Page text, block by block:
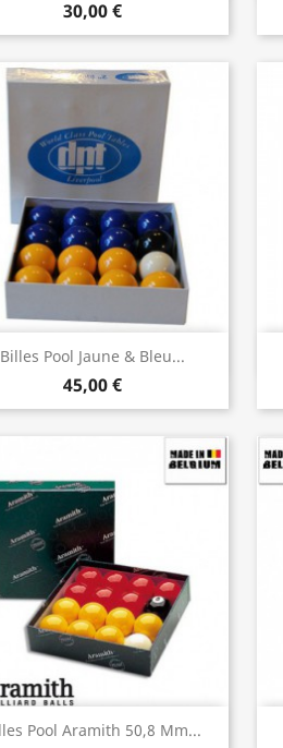
30,00 €
Billes Pool Jaune & Bleu...
45,00 €
 Aperçu rapide
Pool Aramith 50,8 Mm...
Aperçu rapide